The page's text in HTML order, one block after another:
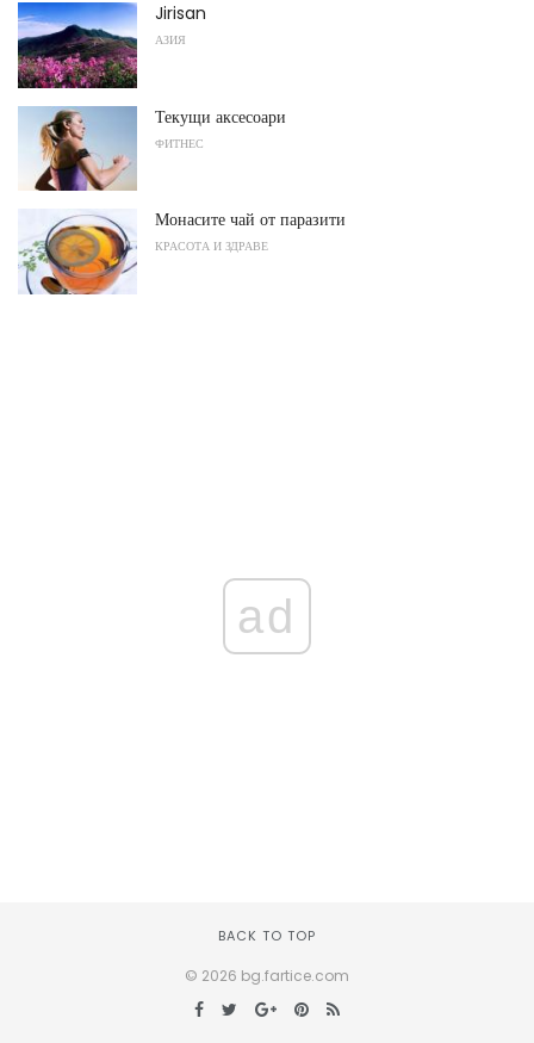
Jirisan
АЗИЯ
Текущи аксесоари
ФИТНЕС
Монасите чай от паразити
КРАСОТА И ЗДРАВЕ
ad
BACK TO TOP
© 2026 bg.fartice.com